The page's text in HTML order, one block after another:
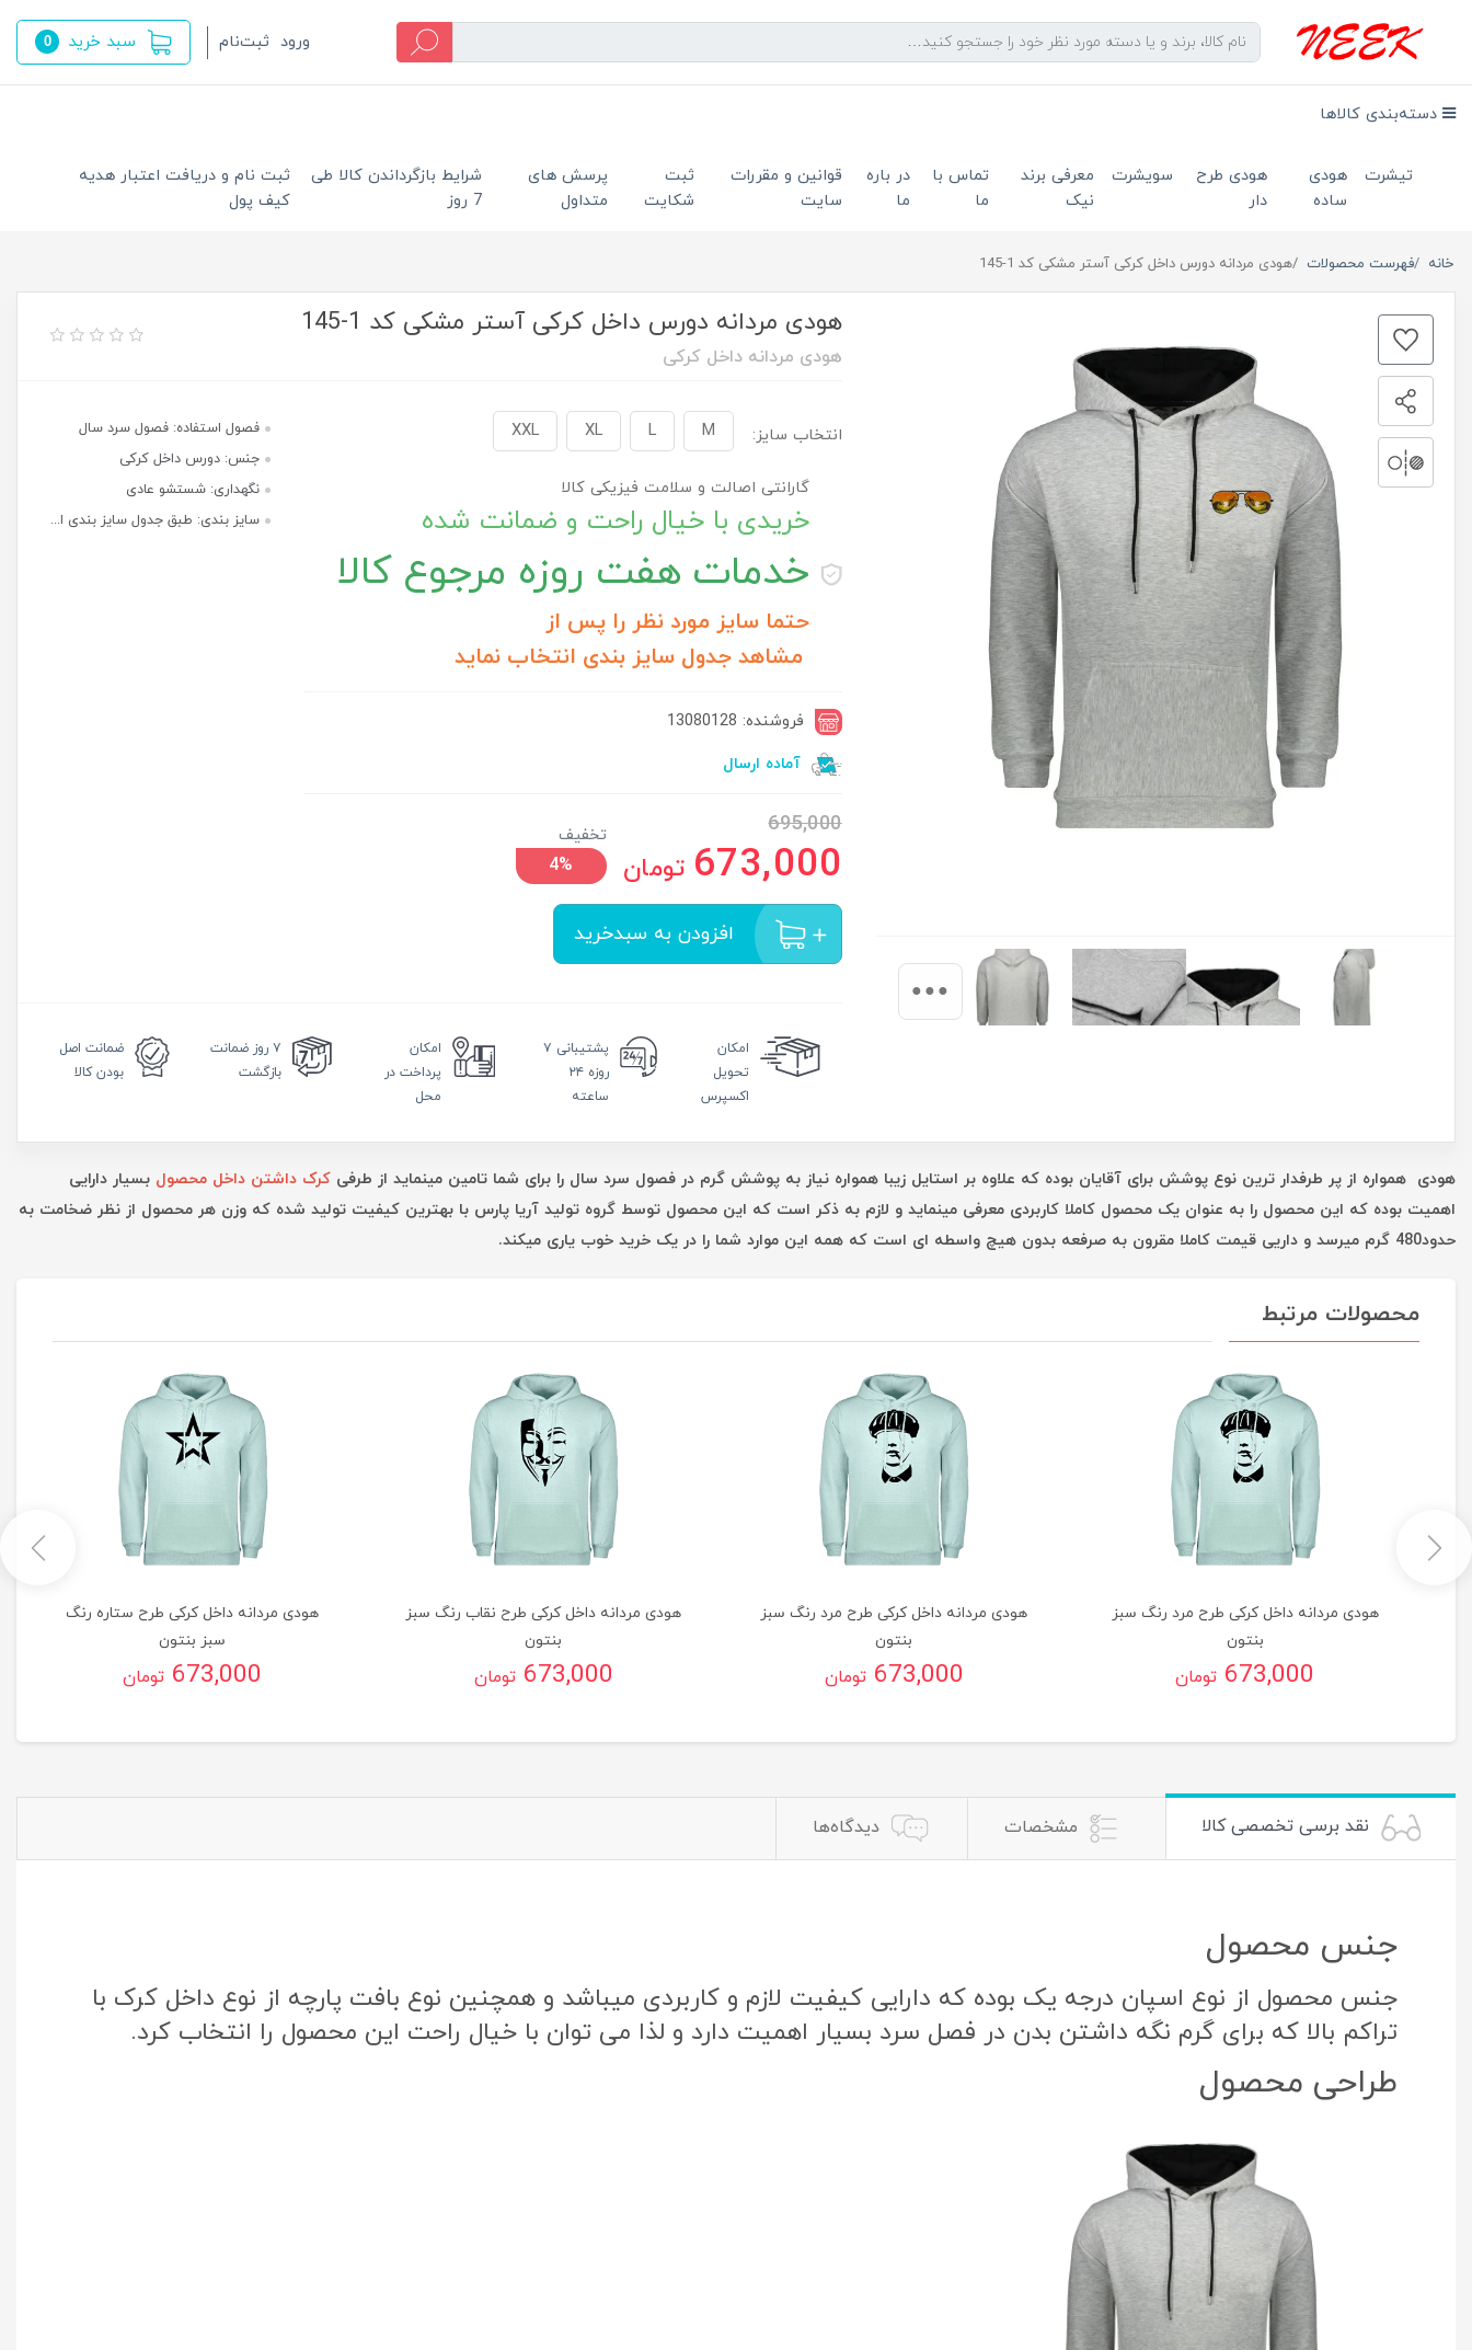
ورود ثبت‌نام سبد خرید 0
دسته‌بندی کالاها
تیشرت
هودی
ساده
هودی طرح
دار
سویشرت
معرفی برند
نیک
تماس با
ما
در باره
ما
قوانین و مقررات
سایت
ثبت
شکایت
پرسش های
متداول
شرایط بازگرداندن کالا طی
7 روز
ثبت نام و دریافت اعتبار هدیه
کیف پول
خانه فهرست محصولات هودی مردانه دورس داخل کرکی آستر مشکی کد 1-145
هودی مردانه دورس داخل کرکی آستر مشکی کد 1-145
هودی مردانه داخل کرکی
انتخاب سایز: M
L
XL
XXL
گارانتی اصالت و سلامت فیزیکی کالا
خریدی با خیال راحت و ضمانت شده
خدمات هفت روزه مرجوع کالا
حتما سایز مورد نظر را پس از
مشاهد جدول سایز بندی انتخاب نماید
فروشنده: 13080128
آماده ارسال
695,000
673,000 تومان
تخفیف
4%
افزودن به سبدخرید
فصول استفاده: فصول سرد سال
جنس: دورس داخل کرکی
نگهداری: شستشو عادی
سایز بندی: طبق جدول سایز بندی ا...
امکان
تحویل
اکسپرس
پشتیبانی ۷
روزه ۲۴
ساعته
امکان
پرداخت در
محل
۷ روز
ضمانت
بازگشت
ضمانت اصل
بودن کالا
هودی همواره از پر طرفدار ترین نوع پوشش برای آقایان بوده که علاوه بر استایل زیبا همواره نیاز به پوشش گرم در فصول سرد سال را برای شما تامین مینماید از طرفی کرک داشتن داخل محصول بسیار دارایی
اهمیت بوده که این محصول را به عنوان یک محصول کاملا کاربردی معرفی مینماید و لازم به ذکر است که این محصول توسط گروه تولید آریا پارس با بهترین کیفیت تولید شده که وزن هر محصول از نظر ضخامت به
حدود480 گرم میرسد و داریی قیمت کاملا مقرون به صرفعه بدون هیچ واسطه ای است که همه این موارد شما را در یک خرید خوب یاری میکند.
محصولات مرتبط
هودی مردانه داخل کرکی طرح مرد رنگ سبز
بنتون
673,000 تومان
هودی مردانه داخل کرکی طرح مرد رنگ سبز
بنتون
673,000 تومان
هودی مردانه داخل کرکی طرح نقاب رنگ سبز
بنتون
673,000 تومان
هودی مردانه داخل کرکی طرح ستاره رنگ
سبز بنتون
673,000 تومان
نقد برسی تخصصی کالا مشخصات دیدگاه‌ها
جنس محصول
جنس محصول از نوع اسپان درجه یک بوده که دارایی کیفیت لازم و کاربردی میباشد و همچنین نوع بافت پارچه از نوع داخل کرک با
تراکم بالا که برای گرم نگه داشتن بدن در فصل سرد بسیار اهمیت دارد و لذا می توان با خیال راحت این محصول را انتخاب کرد.
طراحی محصول